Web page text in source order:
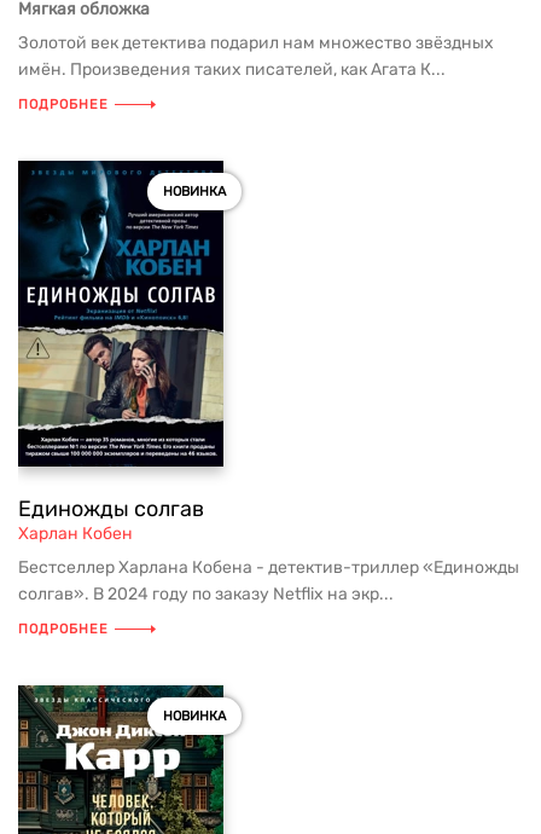
Мягкая обложка
Золотой век детектива подарил нам множество звёздных
имён. Произведения таких писателей, как Агата К...
ПОДРОБНЕЕ
НОВИНКА
Единожды солгав
Харлан Кобен
Бестселлер Харлана Кобена - детектив-триллер «Единожды
солгав». В 2024 году по заказу Netflix на экр...
ПОДРОБНЕЕ
НОВИНКА